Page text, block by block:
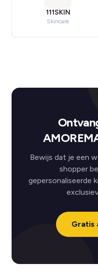
111SKIN
Skincare
Bewijs dat je een
shopper
gepersonaliseerde
Gratis